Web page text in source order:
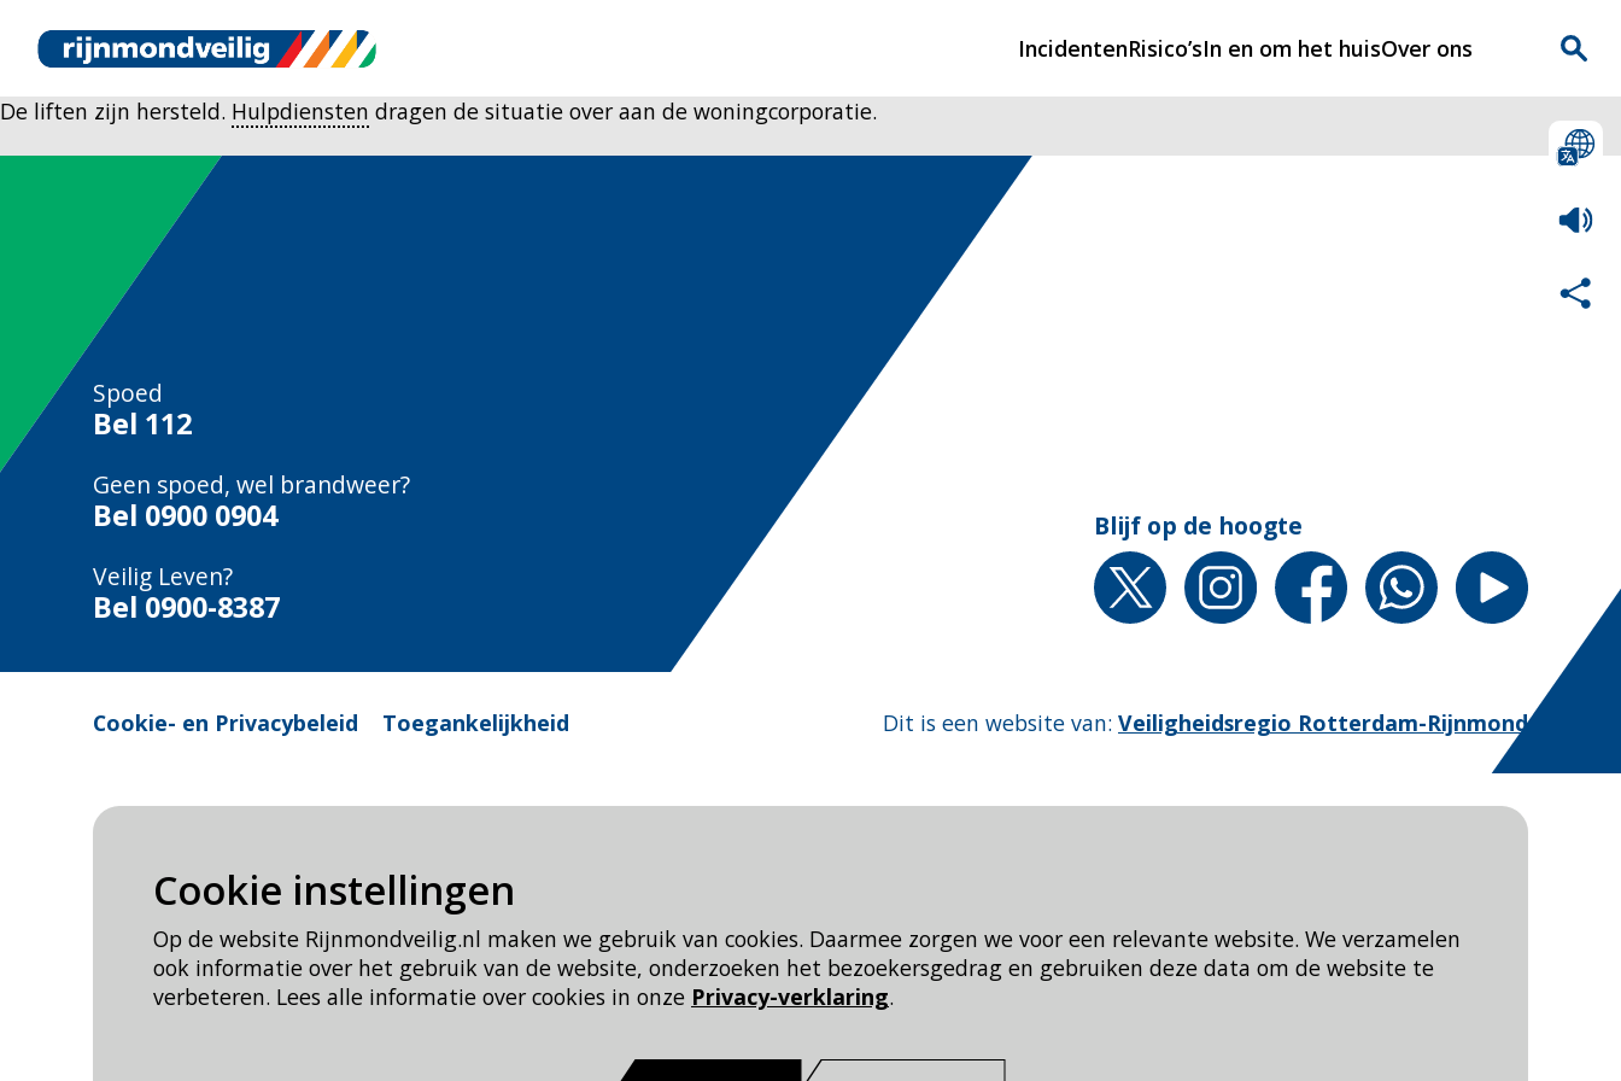
Cookie instellingen
Op de website Rijnmondveilig.nl maken we gebruik van cookies. Daarmee zorgen we voor een relevante website. We verzamelen
ook informatie over het gebruik van de website, onderzoeken het bezoekersgedrag en gebruiken deze data om de website te
verbeteren. Lees alle informatie over cookies in onze Privacy-verklaring.
Incidenten
Hulpdiensten nodig?
CIN-meldingen
Risico’sIn en om het huisOver ons
De liften zijn hersteld. Hulpdiensten dragen de situatie over aan de woningcorporatie.
Spoed
Bel 112
Geen spoed, wel brandweer?
Bel 0900 0904
Veilig Leven?
Bel 0900-8387
Blijf op de hoogte
Cookie- en Privacybeleid Toegankelijkheid Dit is een website van: Veiligheidsregio Rotterdam-Rijnmond